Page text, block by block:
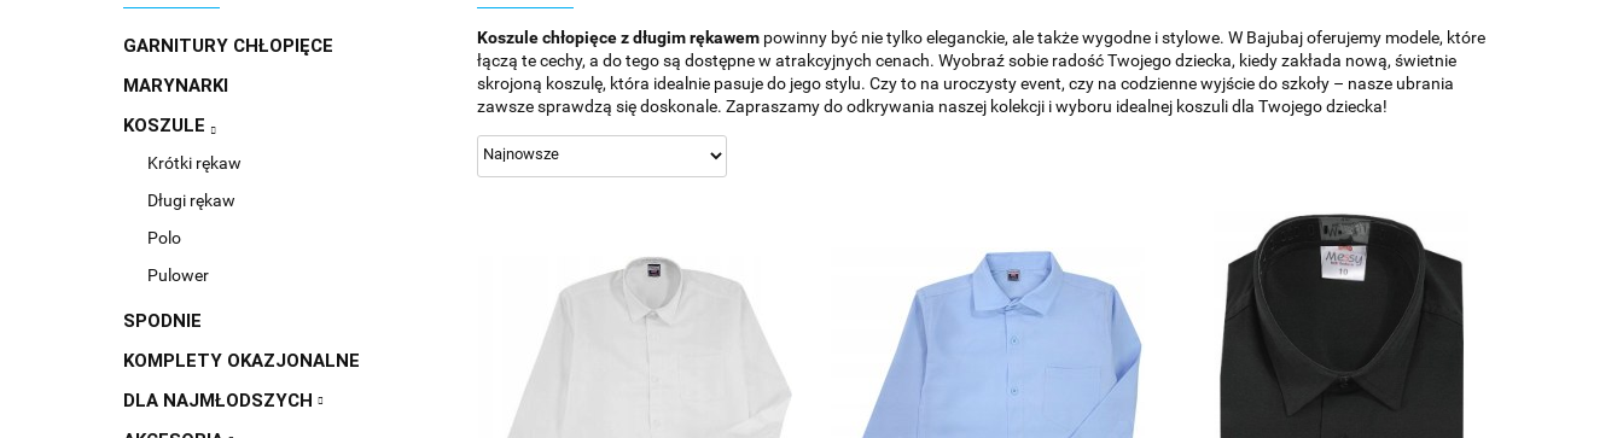
GARNITURY CHŁOPIĘCE
MARYNARKI
KOSZULE
Krótki rękaw
Długi rękaw
Polo
Pulower
SPODNIE
KOMPLETY OKAZJONALNE
DLA NAJMŁODSZYCH
Koszule chłopięce z długim rękawempowinny być nie tylko eleganckie, ale także wygodne i stylowe. W Bajubaj oferujemy modele, które
łączą te cechy, a do tego są dostępne w atrakcyjnych cenach. Wyobraź sobie radość Twojego dziecka, kiedy zakłada nową, świetnie
skrojoną koszulę, która idealnie pasuje do jego stylu. Czy to na uroczysty event, czy na codzienne wyjście do szkoły – nasze ubrania
zawsze sprawdzą się doskonale. Zapraszamy do odkrywania naszej kolekcji i wyboru idealnej koszuli dla Twojego dziecka!